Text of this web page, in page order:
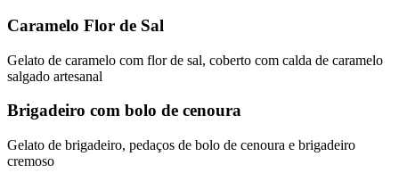
Caramelo Flor de Sal
Gelato de caramelo com flor de sal, coberto com calda de caramelo
salgado artesanal
Brigadeiro com bolo de cenoura
Gelato de brigadeiro, pedaços de bolo de cenoura e brigadeiro
cremoso